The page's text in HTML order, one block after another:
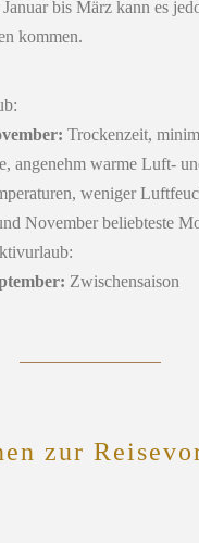
bis März kann es
kommen.
Trockenzeit,
angenehm warme Luft-
weniger
November beliebteste
Zwischensaison
zur